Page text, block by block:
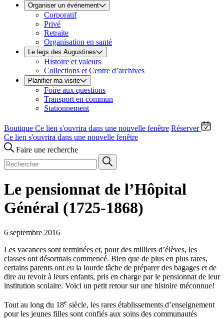
Organiser un événement
Corporatif
Privé
Retraite
Organisation en santé
Le legs des Augustines
Histoire et valeurs
Collections et Centre d’archives
Planifier ma visite
Foire aux questions
Transport en commun
Stationnement
Boutique Ce lien s'ouvrira dans une nouvelle fenêtre Réserver
Ce lien s'ouvrira dans une nouvelle fenêtre
Faire une recherche
Le pensionnat de l’Hôpital
Général (1725-1868)
6 septembre 2016
Les vacances sont terminées et, pour des milliers d’élèves, les
classes ont désormais commencé. Bien que de plus en plus rares,
certains parents ont eu la lourde tâche de préparer des bagages et de
dire au revoir à leurs enfants, pris en charge par le pensionnat de leur
institution scolaire. Voici un petit retour sur une histoire méconnue!
Tout au long du 18e siècle, les rares établissements d’enseignement
pour les jeunes filles sont confiés aux soins des communautés